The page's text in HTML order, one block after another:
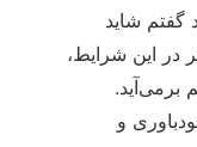
گفتم شاید
در این شرایط،
برمی‌آید.
و